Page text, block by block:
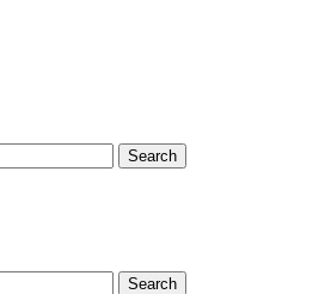
Search
Search